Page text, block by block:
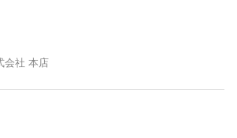
社 本店